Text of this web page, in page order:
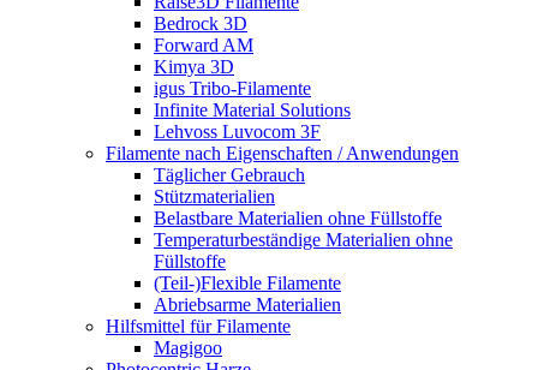
Bedrock 3D
Forward AM
Kimya 3D
igus Tribo-Filamente
Infinite Material Solutions
Lehvoss Luvocom 3F
Filamente nach Eigenschaften / Anwendungen
Täglicher Gebrauch
Stützmaterialien
Belastbare Materialien ohne Füllstoffe
Temperaturbeständige Materialien ohne
Füllstoffe
(Teil-)Flexible Filamente
Abriebsarme Materialien
Hilfsmittel für Filamente
Magigoo